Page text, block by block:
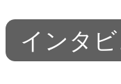
インタ